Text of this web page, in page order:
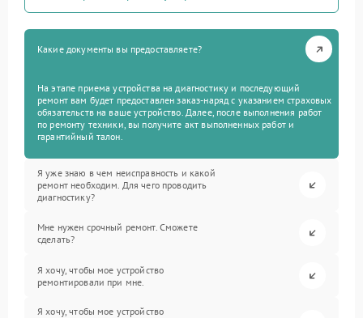
Какие документы вы предоставляете?
На этапе приема устройства на диагностику и последующий
ремонт вам будет предоставлен заказ-наряд с указанием страховых
обязательств на ваше устройство. Далее, после выполнения работ
по ремонту техники, вы получите акт выполненных работ и
гарантийный талон.
Я уже знаю в чем неисправность и какой
ремонт необходим. Для чего проводить
диагностику?
Мне нужен срочный ремонт. Сможете
сделать?
Я хочу, чтобы мое устройство
ремонтировали при мне.
Я хочу, чтобы мое устройство